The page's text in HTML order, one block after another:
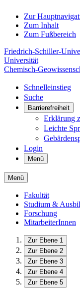
Zur
Zum Inhalt
Zum Fußbereich
Friedrich-Schiller-
Universität
Chemisch-
Schnelleinstieg
Suche
Barrierefreiheit
Erklärung
Leichte
Login
Menü
Menü
Fakultät
Studium &
Forschung
MitarbeiterInnen
Zur Ebene 1
Zur Ebene 2
Zur Ebene 3
Zur Ebene 4
Zur Ebene 5